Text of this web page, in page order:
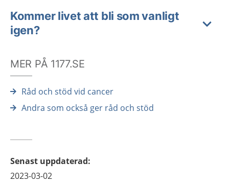
Kommer livet att bli som vanligt
igen?
MER PÅ 1177.SE
Råd och stöd vid cancer
Andra som också ger råd och stöd
Senast uppdaterad:
2023-03-02